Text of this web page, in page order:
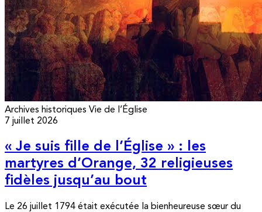
Archives historiques Vie de l’Église
7 juillet 2026
« Je suis fille de l’Église » : les
martyres d’Orange, 32 religieuses
fidèles jusqu’au bout
Le 26 juillet 1794 était exécutée la bienheureuse sœur du